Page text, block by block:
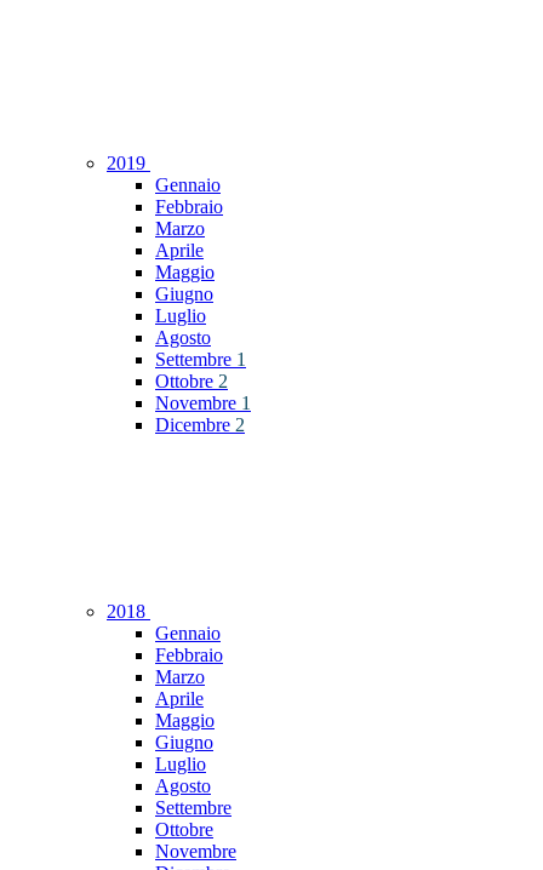
2019
Gennaio
Febbraio
Marzo
Aprile
Maggio
Giugno
Luglio
Agosto
Settembre 1
Ottobre 2
Novembre 1
Dicembre 2
2018
Gennaio
Febbraio
Marzo
Aprile
Maggio
Giugno
Luglio
Agosto
Settembre
Ottobre
Novembre